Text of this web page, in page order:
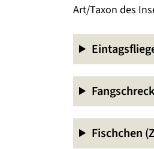
Art/Taxon des
Fischchen